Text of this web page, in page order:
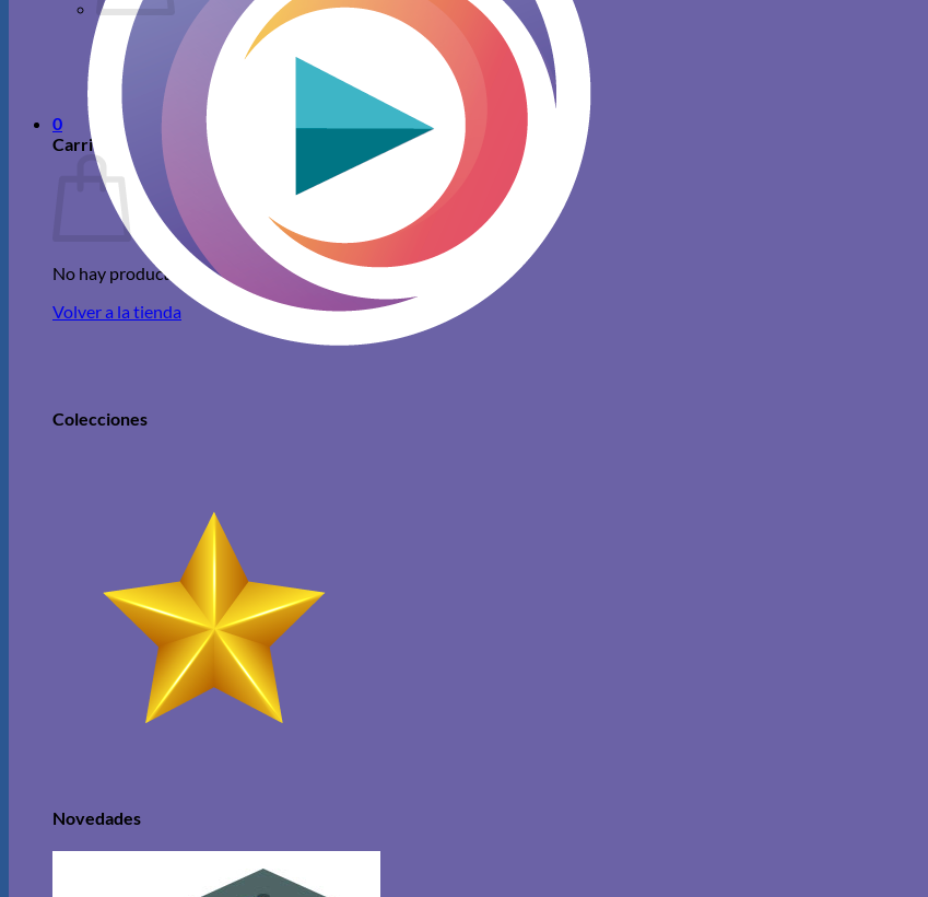
No hay productos en el carrito.
Volver a la tienda
0
Carrito
No hay productos en el carrito.
Volver a la tienda
Colecciones
Novedades